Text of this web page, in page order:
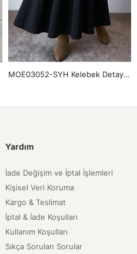
MOE03052-SYH Kelebek Detay Krep Etek-Siyah
Yardım
İade Değişim ve İptal İşlemleri
Kişisel Veri Koruma
Kargo & Teslimat
İptal & İade Koşulları
Kullanım Koşulları
Sıkça Sorulan Sorular